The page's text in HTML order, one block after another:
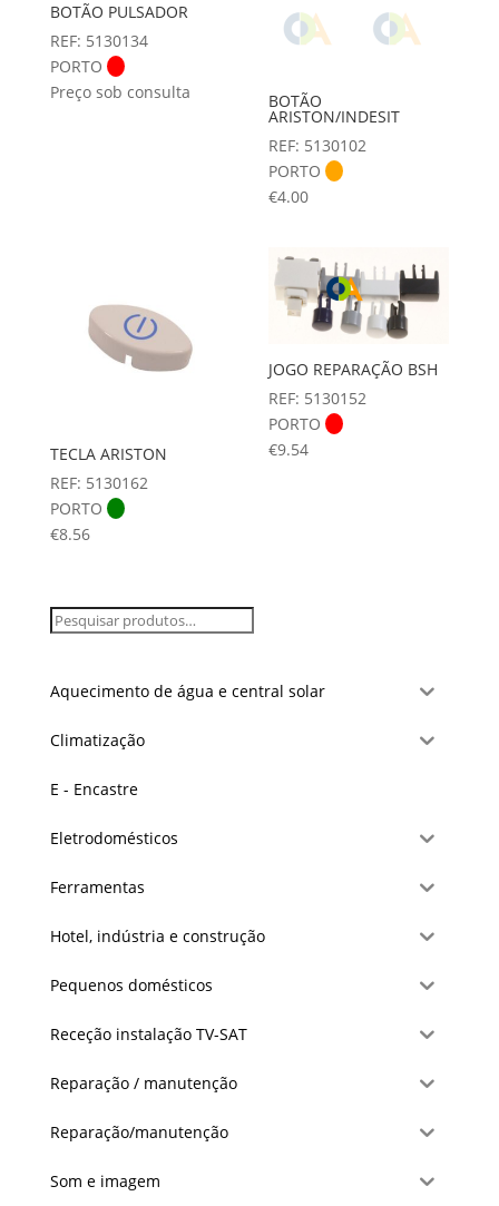
BOTÃO PULSADOR
REF: 5130134
PORTO
Preço sob consulta
BOTÃO
ARISTON/INDESIT
REF: 5130102
PORTO
€4.00
TECLA ARISTON
REF: 5130162
PORTO
€8.56
JOGO REPARAÇÃO BSH
REF: 5130152
PORTO
€9.54
Aquecimento de água e central solar
Climatização
E - Encastre
Eletrodomésticos
Ferramentas
Hotel, indústria e construção
Pequenos domésticos
Receção instalação TV-SAT
Reparação / manutenção
Reparação/manutenção
Som e imagem